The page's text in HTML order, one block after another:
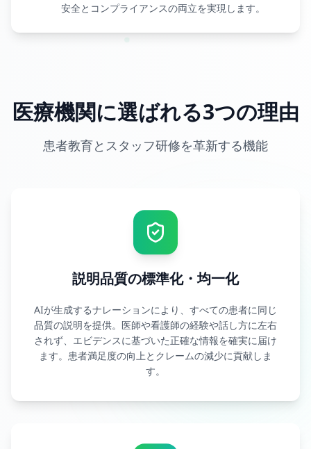
安全とコンプライアンスの両立を実現します。
医療機関に選ばれる3つの理由
患者教育とスタッフ研修を革新する機能
説明品質の標準化・均一化
AIが生成するナレーションにより、すべての患者に同じ
品質の説明を提供。医師や看護師の経験や話し方に左右
されず、エビデンスに基づいた正確な情報を確実に届け
ます。患者満足度の向上とクレームの減少に貢献しま
す。